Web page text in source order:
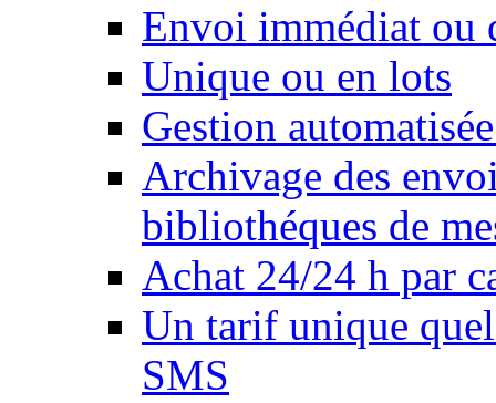
Envoi immédiat ou
Unique ou en lots
Gestion
Archivage des
bibliothéques de
Achat 24/24 h par
Un tarif unique
SMS